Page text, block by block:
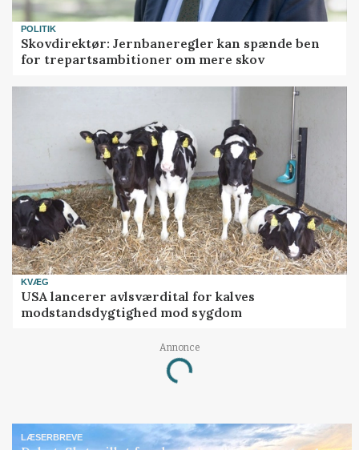
POLITIK
Skovdirektør: Jernbaneregler kan spænde ben
for trepartsambitioner om mere skov
KVÆG
USA lancerer avlsværdital for kalves
modstandsdygtighed mod sygdom
Annonce
Loading...
LÆSERBREVE